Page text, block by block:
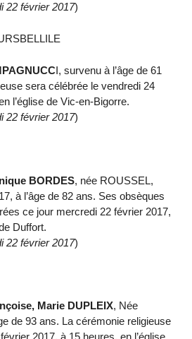
22 février 2017)
I, survenu à l’âge de 61
sera célébrée le vendredi 24
l’église de Vic-en-Bigorre.
22 février 2017)
BORDES, née ROUSSEL,
à l’âge de 82 ans. Ses obsèques
ce jour mercredi 22 février 2017,
Duffort.
22 février 2017)
Marie DUPLEIX, Née
de 93 ans. La cérémonie religieuse